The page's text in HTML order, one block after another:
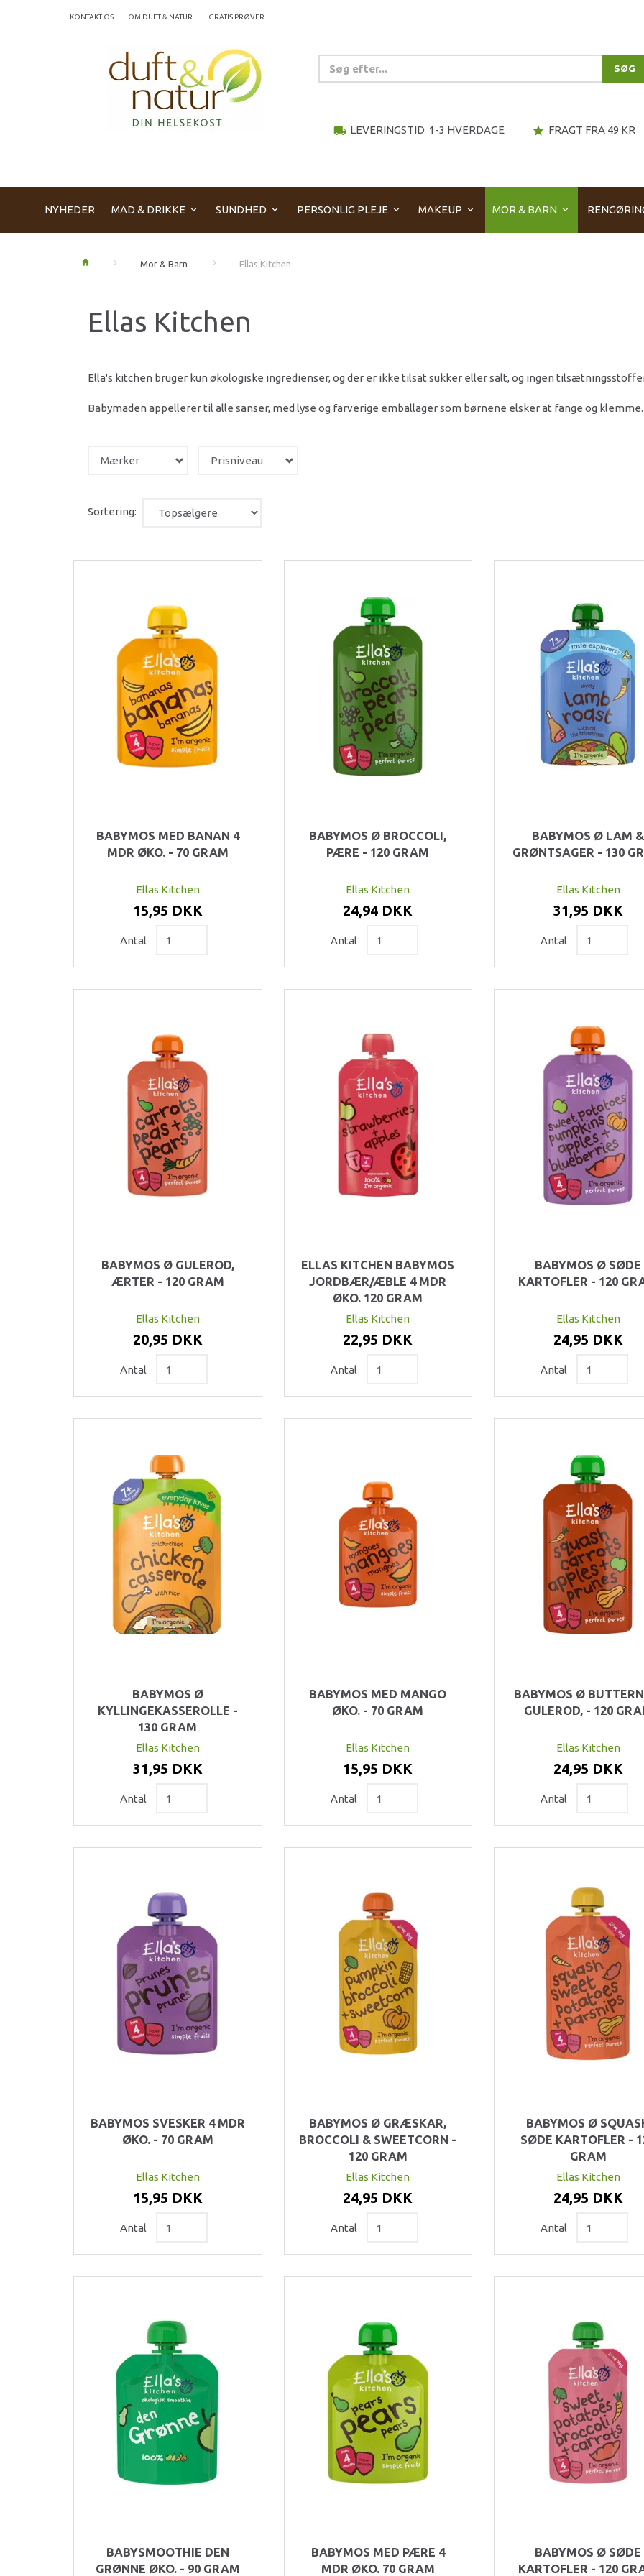
KONTAKT OS OM DUFT & NATUR. GRATIS PRØVER
SØG
local_shipping LEVERINGSTID 1-3 HVERDAGE star FRAGT FRA 49 KR
NYHEDER MAD & DRIKKE SUNDHED PERSONLIG PLEJE MAKEUP MOR & BARN
Mor & Barn Ellas Kitchen
Ellas Kitchen
Ella's kitchen bruger kun økologiske ingredienser, og der er ikke tilsat sukker eller salt, og ingen
Babymaden appellerer til alle sanser, med lyse og farverige emballager som børnene elsker at fange og klemme.
Mærker Prisniveau
Sortering:
BABYMOS MED BANAN 4
MDR ØKO. - 70 GRAM
Ellas Kitchen
15,95 DKK
Antal
BABYMOS Ø BROCCOLI,
PÆRE - 120 GRAM
Ellas Kitchen
24,94 DKK
Antal
BABYMOS Ø LAM &
GRØNTSAGER - 130
Ellas Kitchen
31,95 DKK
Antal
BABYMOS Ø GULEROD,
ÆRTER - 120 GRAM
Ellas Kitchen
20,95 DKK
Antal
ELLAS KITCHEN BABYMOS
JORDBÆR/ÆBLE 4 MDR
ØKO. 120 GRAM
Ellas Kitchen
22,95 DKK
Antal
BABYMOS Ø SØDE
KARTOFLER - 120
Ellas Kitchen
24,95 DKK
Antal
BABYMOS Ø
KYLLINGEKASSEROLLE -
130 GRAM
Ellas Kitchen
31,95 DKK
Antal
BABYMOS MED MANGO
ØKO. - 70 GRAM
Ellas Kitchen
15,95 DKK
Antal
BABYMOS Ø
GULEROD, - 120
Ellas Kitchen
24,95 DKK
Antal
BABYMOS SVESKER 4 MDR
ØKO. - 70 GRAM
Ellas Kitchen
15,95 DKK
Antal
BABYMOS Ø GRÆSKAR,
BROCCOLI & SWEETCORN -
120 GRAM
Ellas Kitchen
24,95 DKK
Antal
BABYMOS Ø
SØDE KARTOFLER -
GRAM
Ellas Kitchen
24,95 DKK
Antal
BABYSMOOTHIE DEN
GRØNNE ØKO. - 90 GRAM
BABYMOS MED PÆRE 4
MDR ØKO. 70 GRAM
BABYMOS Ø SØDE
KARTOFLER - 120